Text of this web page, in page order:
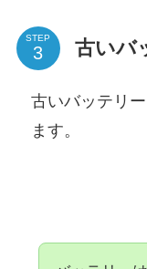
STEP 古いバ
古いバッテリ
ます。